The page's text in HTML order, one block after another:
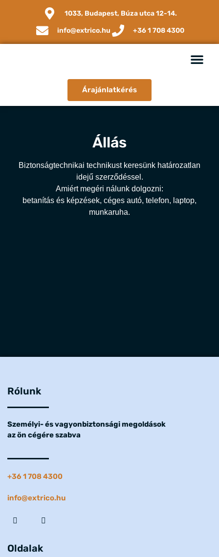
1033, Budapest, Búza utca 12-14.
info@extrico.hu +36 1 708 4300
Árajánlatkérés
Állás
Biztonságtechnikai technikust keresünk határozatlan
idejű szerződéssel.
Amiért megéri nálunk dolgozni:
betanítás és képzések, céges autó, telefon, laptop,
munkaruha.
Rólunk
Személyi- és vagyonbiztonsági megoldások
az ön cégére szabva
+36 1 708 4300
info@extrico.hu
Oldalak